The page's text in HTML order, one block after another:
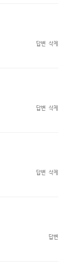
답변 삭제
답변 삭제
답변 삭제
답변